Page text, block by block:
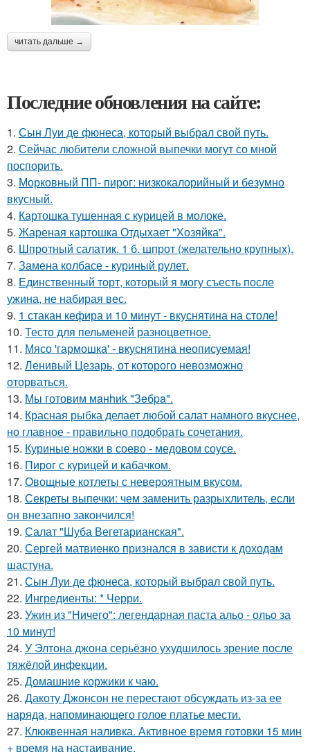
читать дальше →
Последние обновления на сайте:
1. Сын Луи де фюнеса, который выбрал свой путь.
2. Сейчас любители сложной выпечки могут со мной
поспорить.
3. Морковный ПП- пирог: низкокалорийный и безумно
вкусный.
4. Картошка тушенная с курицей в молоке.
5. Жареная картошка Отдыхает "Хозяйка".
6. Шпротный салатик. 1 б. шпрот (желательно крупных).
7. Замена колбасе - куриный рулет.
8. Единственный торт, который я могу съесть после
ужина, не набирая вес.
9. 1 стакан кефира и 10 минут - вкуснятина на столе!
10. Тесто для пельменей разноцветное.
11. Мясо 'гармошка' - вкуснятина неописуемая!
12. Ленивый Цезарь, от которого невозможно
оторваться.
13. Мы готовим мaнhиk "Зeбpa".
14. Красная рыбка делает любой салат намного вкуснее,
но главное - правильно подобрать сочетания.
15. Куриные ножки в соево - медовом соусе.
16. Пирог с курицей и кабачком.
17. Овощные котлеты с невероятным вкусом.
18. Секреты выпечки: чем заменить разрыхлитель, если
он внезапно закончился!
19. Салат "Шуба Вегетарианская".
20. Сергей матвиенко признался в зависти к доходам
шастуна.
21. Сын Луи де фюнеса, который выбрал свой путь.
22. Ингредиенты: * Черри.
23. Ужин из "Ничего": легендарная паста альо - ольо за
10 минут!
24. У Элтона джона серьёзно ухудшилось зрение после
тяжёлой инфекции.
25. Домашние коржики к чаю.
26. Дакоту Джонсон не перестают обсуждать из-за ее
наряда, напоминающего голое платье мести.
27. Клюквенная наливка. Активное время готовки 15 мин
+ время на настаивание.